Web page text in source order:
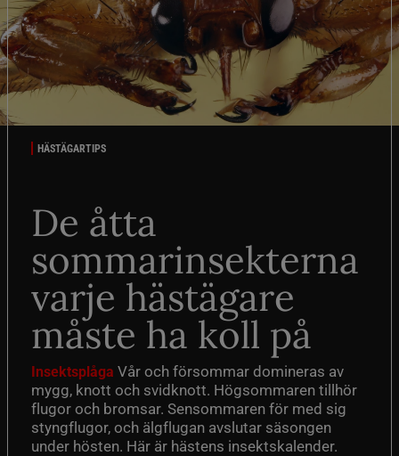
HÄSTÄGARTIPS
De åtta
sommarinsekterna
varje hästägare
måste ha koll på
Insektsplåga Vår och försommar domineras av
mygg, knott och svidknott. Högsommaren tillhör
flugor och bromsar. Sensommaren för med sig
styngflugor, och älgflugan avslutar säsongen
under hösten. Här är hästens insektskalender.